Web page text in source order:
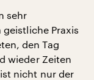
sehr
Praxis
den Tag
wieder Zeiten
nicht nur der